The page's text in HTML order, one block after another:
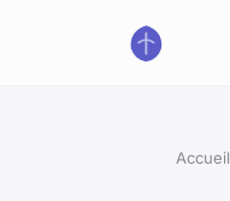
Accueil